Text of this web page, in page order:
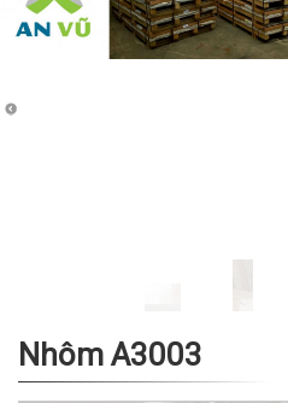
Nhôm A3003